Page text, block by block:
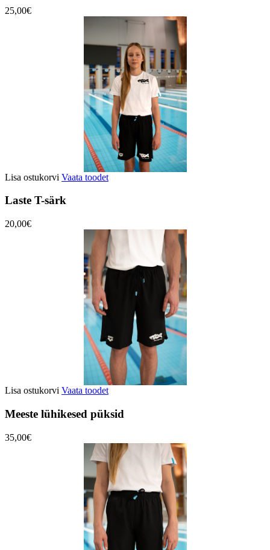
25,00€
Lisa ostukorvi Vaata toodet
Laste T-särk
20,00€
Lisa ostukorvi Vaata toodet
Meeste lühikesed püksid
35,00€